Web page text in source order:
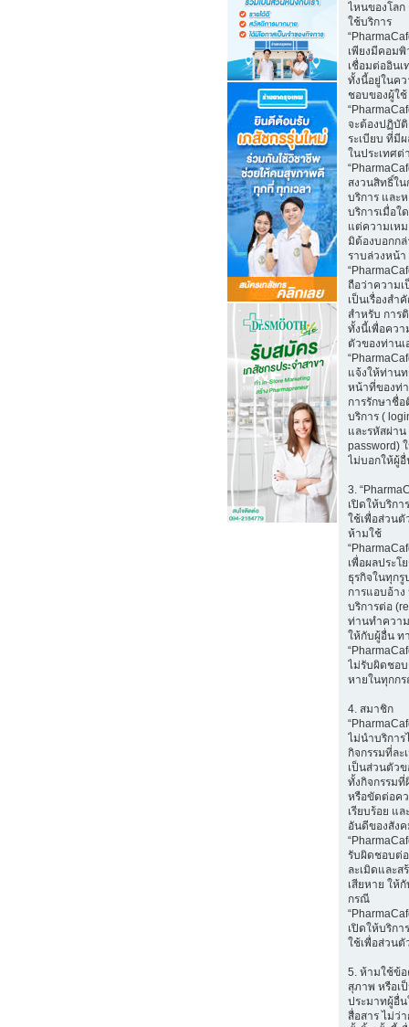
ไหนของโลก
ใช้บริการ
เพียงมีคอมพิ
เชื่อมต่ออินเ
ทั้งนี้อยู่ในค
ชอบของผู้ใช้
จะต้องปฏิบั
ระเบียบ ที่มี
ในประเทศต่
สงวนสิทธิ์ใน
บริการ และ
บริการเมื่อใ
แต่ความเห
มิต้องบอกก
ราบล่วงหน้า
ถือว่าความ
เป็นเรื่องสำ
สำหรับ การ
ทั้งนี้เพื่อควา
ตัวของท่านเ
แจ้งให้ท่าน
หน้าที่ของท่า
การรักษาชื่
บริการ (
และรหัสผ่าน
password)
ไม่บอกให้ผู้
3.
เปิดให้บริกา
ใช้เพื่อส่วนตั
ห้ามใช้
เพื่อผลประโ
ธุรกิจในทุก
การแอบอ้าง
บริการต่อ
ท่านทำควา
ให้กับผู้อื่น ท
ไม่รับผิดชอ
หายในทุกก
4. สมาชิก
ไม่นำบริการ
กิจกรรมที่ละ
เป็นส่วนตัว
ทั้งกิจกรรม
หรือขัดต่อค
เรียบร้อย แ
อันดีของสัง
รับผิดชอบต่
ละเมิดและส
เสียหาย ให้
กรณี
เปิดให้บริกา
ใช้เพื่อส่วนตั
5. ห้ามใช้ข้
สุภาพ หรือเ
ประมาทผู้อื่น
สื่อสาร ไม่ว่